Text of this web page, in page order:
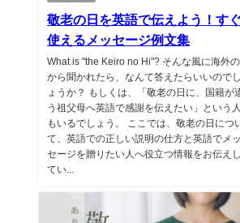
敬老の日を英語で伝えよう！すぐ
使えるメッセージ例文集
What is "the Keiro no Hi"? そんな風に海外の
から聞かれたら、なんて答えたらいいのでし
ょうか？ もしくは、「敬老の日に、国籍が
う祖父母へ英語で感謝を伝えたい」という人
もいるでしょう。 ここでは、敬老の日につ
て、英語での正しい説明の仕方と英語でメッ
セージを贈りたい人へ役立つ情報をお伝えし
てい...